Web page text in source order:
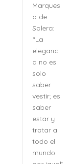
de la
Bienal de
Flamenc
o de
Sevilla: “
Queremo
s que la
ciudad
se vista
de Bienal
y que
sea el
gran
aconteci